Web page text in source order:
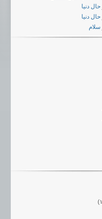
حال دنیا
حال دنیا
سلام